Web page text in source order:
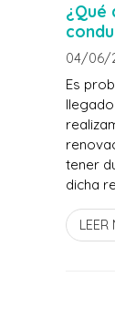
¿Qué
04/06/
Es
tener
dicha
y
enLEER